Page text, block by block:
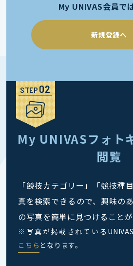
My UNIVAS会員で
新規登録へ
STEP
My UNIVASフォト
閲覧
「競技カテゴリー」「競技種
真を検索できるので、興味の
の写真を簡単に見つけることが
※ 写真が掲載されている
こちら となります。